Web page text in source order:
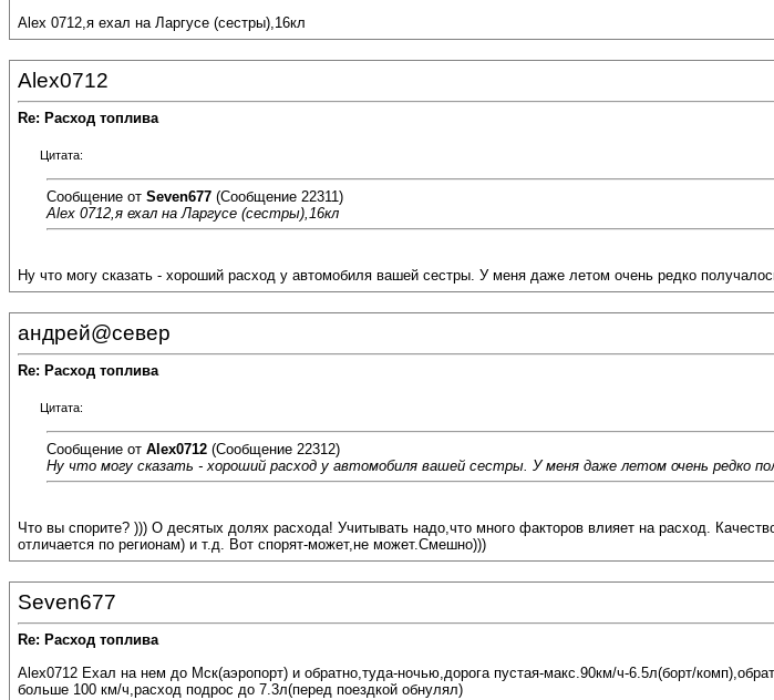
Alex 0712,я ехал на Ларгусе (сестры),16кл
Alex0712
Re: Расход топлива
Цитата:
Сообщение от Seven677 (Сообщение 22311)
Alex 0712,я ехал на Ларгусе (сестры),16кл
Ну что могу сказать - хороший расход у автомобиля вашей сестры. У меня даже летом очень редко
андрей@север
Re: Расход топлива
Цитата:
Сообщение от Alex0712 (Сообщение 22312)
Ну что могу сказать - хороший расход у автомобиля вашей сестры. У меня даже летом очень редко
Что вы спорите? ))) О десятых долях расхода! Учитывать надо,что много факторов влияет на расход.
отличается по регионам) и т.д. Вот спорят-может,не может.Смешно)))
Seven677
Re: Расход топлива
Аlex0712 Ехал на нем до Мск(аэропорт) и обратно,туда-ночью,дорога пустая-макс.90км/ч-6.5л(борт/
больше 100 км/ч,расход подрос до 7.3л(перед поездкой обнулял)